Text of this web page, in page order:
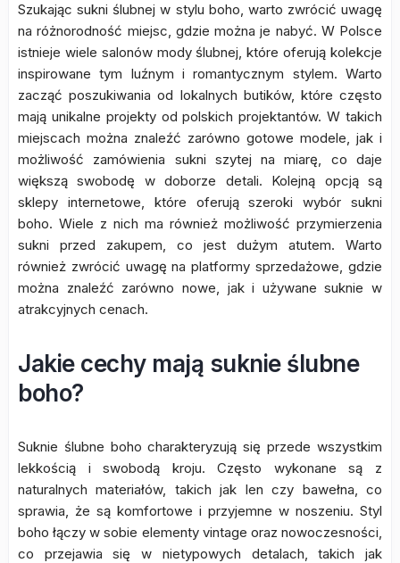
Szukając sukni ślubnej w stylu boho, warto zwrócić uwagę
na różnorodność miejsc, gdzie można je nabyć. W Polsce
istnieje wiele salonów mody ślubnej, które oferują kolekcje
inspirowane tym luźnym i romantycznym stylem. Warto
zacząć poszukiwania od lokalnych butików, które często
mają unikalne projekty od polskich projektantów. W takich
miejscach można znaleźć zarówno gotowe modele, jak i
możliwość zamówienia sukni szytej na miarę, co daje
większą swobodę w doborze detali. Kolejną opcją są
sklepy internetowe, które oferują szeroki wybór sukni
boho. Wiele z nich ma również możliwość przymierzenia
sukni przed zakupem, co jest dużym atutem. Warto
również zwrócić uwagę na platformy sprzedażowe, gdzie
można znaleźć zarówno nowe, jak i używane suknie w
atrakcyjnych cenach.
Jakie cechy mają suknie ślubne
boho?
Suknie ślubne boho charakteryzują się przede wszystkim
lekkością i swobodą kroju. Często wykonane są z
naturalnych materiałów, takich jak len czy bawełna, co
sprawia, że są komfortowe i przyjemne w noszeniu. Styl
boho łączy w sobie elementy vintage oraz nowoczesności,
co przejawia się w nietypowych detalach, takich jak